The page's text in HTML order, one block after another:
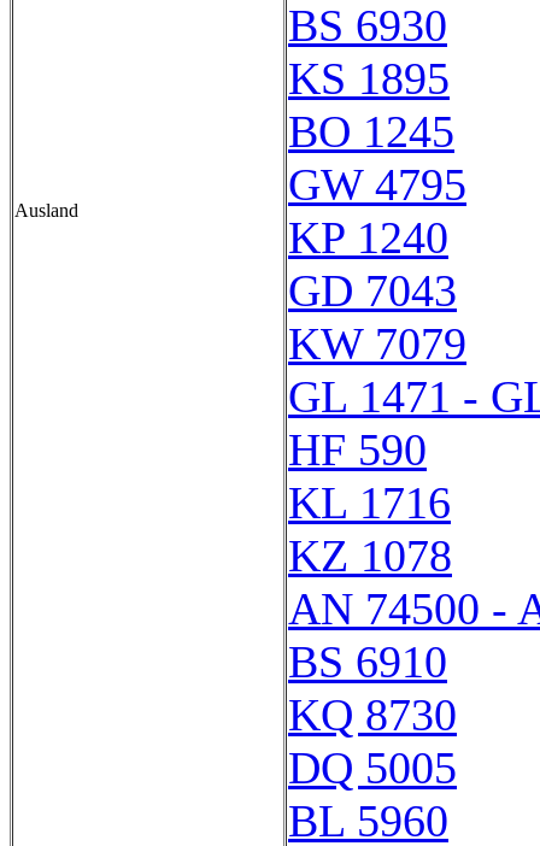
Ausland
BS 6930
KS 1895
BO 1245
GW 4795
KP 1240
GD 7043
KW 7079
GL 1471 -
HF 590
KL 1716
KZ 1078
AN 74500 -
BS 6910
KQ 8730
DQ 5005
BL 5960